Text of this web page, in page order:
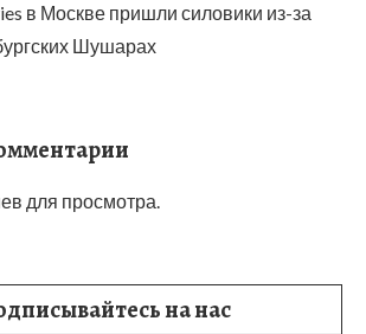
в Москве пришли силовики из-за
Шушарах
для просмотра.
на нас